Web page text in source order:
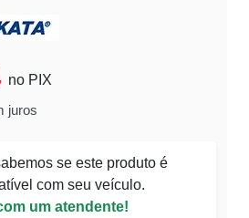
no PIX
juros
se este produto é
com seu veículo.
um atendente!